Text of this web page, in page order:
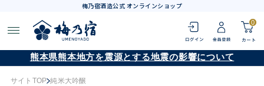
梅乃宿酒造公式 オンラインショップ
0
熊本県熊本地方を震源とする地震の影響について
サイトTOP 純米大吟醸